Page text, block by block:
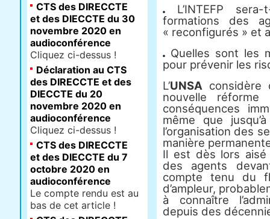
L’INTEFP
formations des
« reconfigurés » et
Quelles sont les
pour prévenir les
L’UNSA
nouvelle
conséquences
même que
l’organisation des
manière
Il est dès lors aisé
des agents
compte tenu du
d’ampleur,
à connaître
depuis des
CTS des DIRECCTE
et des DIECCTE du 30
novembre 2020 en
audioconférence
Cliquez ci-dessus !
Déclaration au CTS
des DIRECCTE et des
DIECCTE du 20
novembre 2020 en
audioconférence
Cliquez ci-dessus !
CTS des DIRECCTE
et des DIECCTE du 7
octobre 2020 en
audioconférence
Le compte rendu est au
bas de cet article !